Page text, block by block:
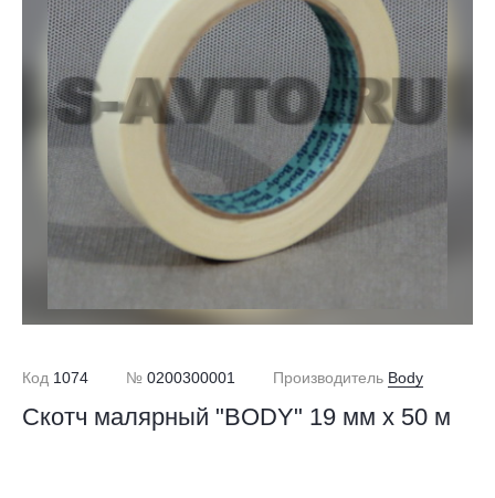
Код 1074 № 0200300001 Производитель Body
Скотч малярный "BODY" 19 мм х 50 м